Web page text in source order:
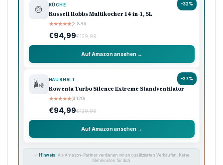
-32%
🍲 KÜCHE
Russell Hobbs Multikocher 14-in-1, 5L
★★★★★(2.870)
€94,99€139,99
Auf Amazon ansehen →
-27%
🌬️ HAUSHALT
Rowenta Turbo Silence Extreme Standventilator
★★★★★(4.120)
€94,99€129,99
Auf Amazon ansehen →
🔗 Hinweis: Als Amazon-Partner verdienen wir an qualifizierten Verkäufen. Keine
Mehrkosten für dich.